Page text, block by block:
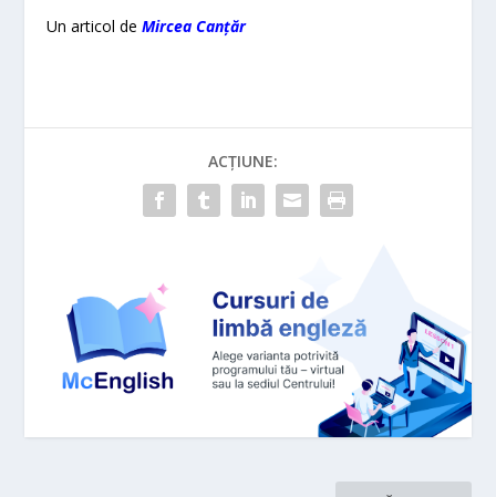
Un articol deMircea Canțăr
ACȚIUNE: